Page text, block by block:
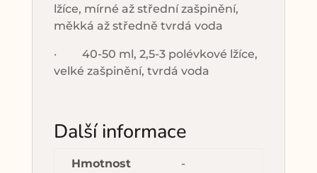
lžíce, mírné až střední zašpinění,
měkká až středně tvrdá voda
· 40-50 ml, 2,5-3 polévkové lžíce,
velké zašpinění, tvrdá voda
Další informace
Hmotnost -